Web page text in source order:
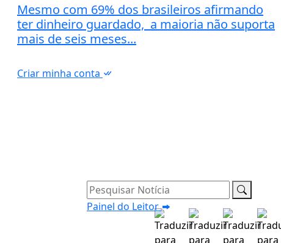
Mesmo com 69% dos brasileiros afirmando
ter dinheiro guardado, a maioria não suporta
mais de seis meses...
Criar minha conta
Pesquisar Notícia
Painel do Leitor